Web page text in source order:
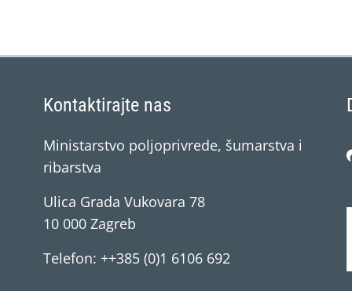
Kontaktirajte nas
Ministarstvo poljoprivrede, šumarstva i
ribarstva
Ulica Grada Vukovara 78
10 000 Zagreb
Telefon: ++385 (0)1 6106 692